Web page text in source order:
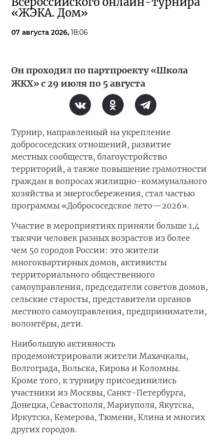
«ЖЭКА. Дом»
07 августа 2026, 18:06
Он проходил по партпроекту «Школа
ЖКХ» с 29 июля по 5 августа
Турнир, направленный на укрепление
добрососедских отношений, развитие
местных сообществ, благоустройство
территорий, а также повышение грамотности
граждан в вопросах жилищно-коммунального
хозяйства и энергосбережения, стал частью
программы «Добрососедское лето—2026».
Участие в мероприятиях приняли больше 1,4
тысячи человек разных возрастов из более
чем 50 городов России: это жители
многоквартирных домов, активисты
территориального общественного
самоуправления, председатели советов домов,
сельские старосты, представители органов
местного самоуправления, предприниматели,
волонтёры, дети.
Наибольшую активность
продемонстрировали жители Махачкалы,
Волгограда, Вольска, Кирова и Коломны.
Кроме того, к турниру присоединились
участники из Москвы, Санкт-Петербурга,
Донецка, Севастополя, Мариуполя, Якутска,
Иркутска, Кемерова, Тюмени, Клина и многих
других городов.